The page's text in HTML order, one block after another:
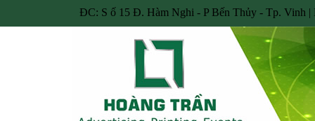
ĐC: S ố 15 Đ. Hàm Nghi - P Bến Thủy - Tp. Vinh